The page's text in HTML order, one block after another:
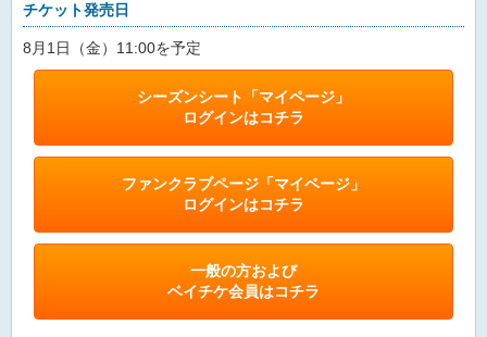
チケット発売日
8月1日（金）11:00を予定
シーズンシート「マイページ」
ログインはコチラ
ファンクラブページ「マイページ」
ログインはコチラ
一般の方および
ベイチケ会員はコチラ